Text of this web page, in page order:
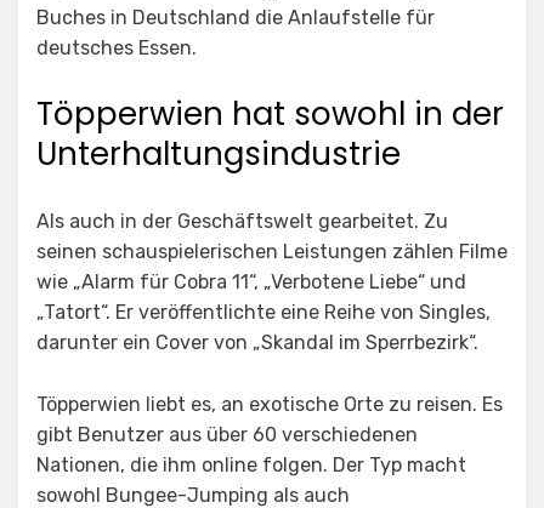
Buches in Deutschland die Anlaufstelle für
deutsches Essen.
Töpperwien hat sowohl in der
Unterhaltungsindustrie
Als auch in der Geschäftswelt gearbeitet. Zu
seinen schauspielerischen Leistungen zählen Filme
wie „Alarm für Cobra 11“, „Verbotene Liebe“ und
„Tatort“. Er veröffentlichte eine Reihe von Singles,
darunter ein Cover von „Skandal im Sperrbezirk“.
Töpperwien liebt es, an exotische Orte zu reisen. Es
gibt Benutzer aus über 60 verschiedenen
Nationen, die ihm online folgen. Der Typ macht
sowohl Bungee-Jumping als auch